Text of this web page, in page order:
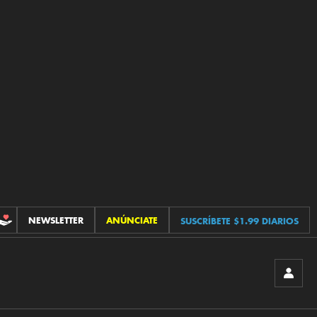
CONTRIBUCIONES
NEWSLETTER ANÚNCIATE SUSCRÍBETE $1.99 DIARIOS